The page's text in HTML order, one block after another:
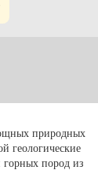
природных
геологические
горных пород из